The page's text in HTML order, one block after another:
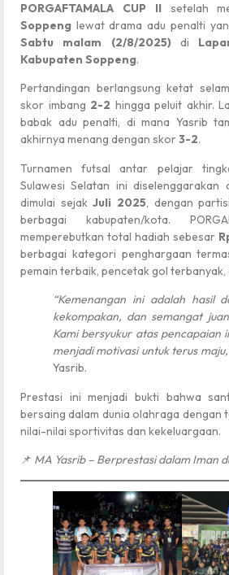
PORGAFTAMALA CUP IIsetelah
Soppeng lewat drama adu penalti
Sabtu malam (2/8/2025) di
Kabupaten Soppeng.
Pertandingan berlangsung ketat
skor imbang 2-2 hingga peluit akhir.
babak adu penalti, di mana Yasrib
akhirnya menang dengan skor3-2.
Turnamen futsal antar pelajar
Sulawesi Selatan ini diselenggarakan
dimulai sejakJuli 2025, dengan
berbagai kabupaten/kota.
memperebutkan total hadiah sebesar
berbagai kategori penghargaan
pemain terbaik, pencetak gol
“Kemenangan ini adalah hasil
kekompakan, dan semangat
Kami bersyukur atas pencapaian
menjadi motivasi untuk terus
Yasrib.
Prestasi ini menjadi bukti bahwa
bersaing dalam dunia olahraga dengan
nilai-nilai sportivitas dan kekeluargaan.
📌 MA Yasrib – Berprestasi dalam Iman